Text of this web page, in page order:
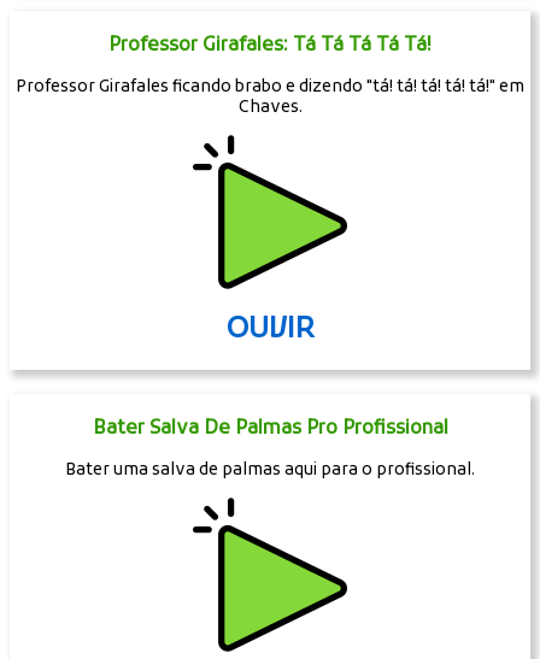
Risada "Mentira Hahaha"
Homem fala "mentira!" e solta uma risada hahaha.
OUVIR
Professor Girafales ficando brabo e dizendo "tá! tá! tá! tá! tá!" em
Chaves.